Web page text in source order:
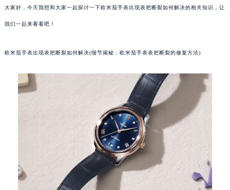
大家好，今天我想和大家一起探讨一下欧米茄手表出现表把断裂如何解决的相关知识，让
我们一起来看看吧！
欧米茄手表出现表把断裂如何解决(细节揭秘：欧米茄手表表把断裂的修复方法)